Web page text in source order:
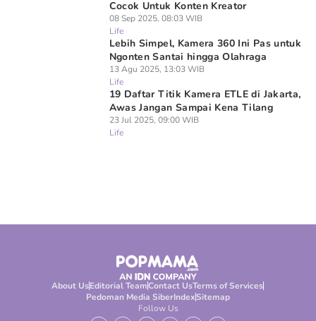
Cocok Untuk Konten Kreator
08 Sep 2025, 08:03 WIB
Life
Lebih Simpel, Kamera 360 Ini Pas untuk
Ngonten Santai hingga Olahraga
13 Agu 2025, 13:03 WIB
Life
19 Daftar Titik Kamera ETLE di Jakarta,
Awas Jangan Sampai Kena Tilang
23 Jul 2025, 09:00 WIB
Life
About UsEditorial TeamContact UsTerms of Services
Pedoman Media SiberIndexSitemap
Follow Us